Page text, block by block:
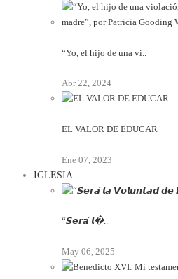
“Yo, el hijo de una vi..
Abr 22, 2024
EL VALOR DE EDUCAR
Ene 07, 2023
IGLESIA
“𝙎𝙚𝙧𝙖́ 𝙡�..
May 06, 2025